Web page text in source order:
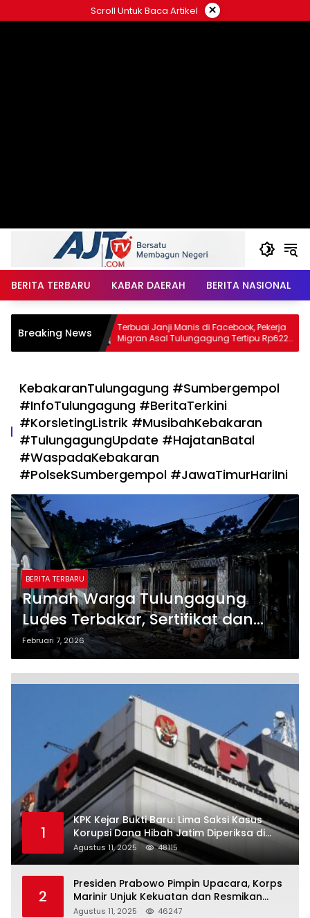
ke
Scroll Untuk Baca Artikel ×
BERITA TERBARU KABAR DAERAH BERITA NASIONAL
Breaking News
Catur
yang
Terbuai Janji Manis di Facebook, Pekerja
Migran Asal Tulungagung Tertipu Rp622
Juta
KebakaranTulungagung #Sumbergempol
#InfoTulungagung #BeritaTerkini
#KorsletingListrik #MusibahKebakaran
#TulungagungUpdate #HajatanBatal
#WaspadaKebakaran
#PolsekSumbergempol #JawaTimurHariIni
BERITA TERBARU
Rumah Warga Tulungagung
Ludes Terbakar, Sertifikat dan
Bahan Masakan Hajatan Hangus!
Februari 7, 2026
1
KPK Kejar Bukti Baru: Lima Saksi Kasus
Korupsi Dana Hibah Jatim Diperiksa di
Trenggalek
Agustus 11, 2025 48115
2
Presiden Prabowo Pimpin Upacara, Korps
Marinir Unjuk Kekuatan dan Resmikan
Struktur Baru
Agustus 11, 2025 46247